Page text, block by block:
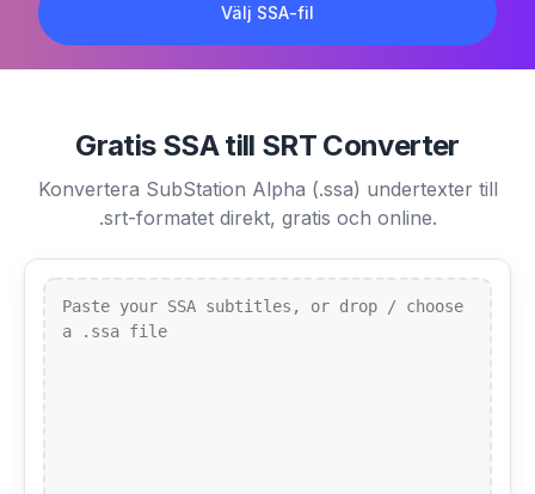
Välj SSA-fil
Gratis SSA till SRT Converter
Konvertera SubStation Alpha (.ssa) undertexter till
.srt-formatet direkt, gratis och online.